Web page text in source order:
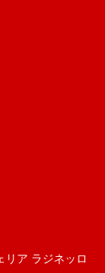
ア ラジネッロ